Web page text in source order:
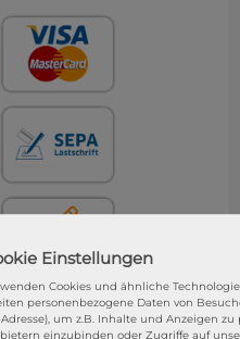
Cookies und ähnliche
personenbezogene Daten von
Adresse), um z.B. Inhalte und Anzeigen
einzubinden oder Zugriffe auf